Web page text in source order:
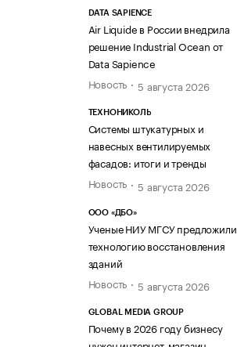
DATA SAPIENCE
Air Liquide в России внедрила
решение Industrial Ocean от
Data Sapience
Новость
5 августа 2026
ТЕХНОНИКОЛЬ
Системы штукатурных и
навесных вентилируемых
фасадов: итоги и тренды
Новость
5 августа 2026
ООО «ДБО»
Ученые НИУ МГСУ предложили
технологию восстановления
зданий
Новость
5 августа 2026
GLOBAL MEDIA GROUP
Почему в 2026 году бизнесу